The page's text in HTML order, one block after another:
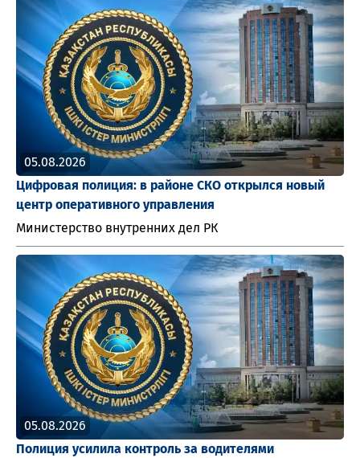
05.08.2026
Цифровая полиция: в районе СКО открылся новый
центр оперативного управления
Министерство внутренних дел РК
05.08.2026
Полиция усилила контроль за водителями